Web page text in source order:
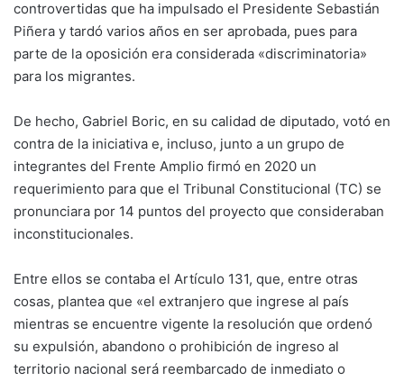
controvertidas que ha impulsado el Presidente Sebastián
Piñera y tardó varios años en ser aprobada, pues para
parte de la oposición era considerada «discriminatoria»
para los migrantes.
De hecho, Gabriel Boric, en su calidad de diputado, votó en
contra de la iniciativa e, incluso, junto a un grupo de
integrantes del Frente Amplio firmó en 2020 un
requerimiento para que el Tribunal Constitucional (TC) se
pronunciara por 14 puntos del proyecto que consideraban
inconstitucionales.
Entre ellos se contaba el Artículo 131, que, entre otras
cosas, plantea que «el extranjero que ingrese al país
mientras se encuentre vigente la resolución que ordenó
su expulsión, abandono o prohibición de ingreso al
territorio nacional será reembarcado de inmediato o